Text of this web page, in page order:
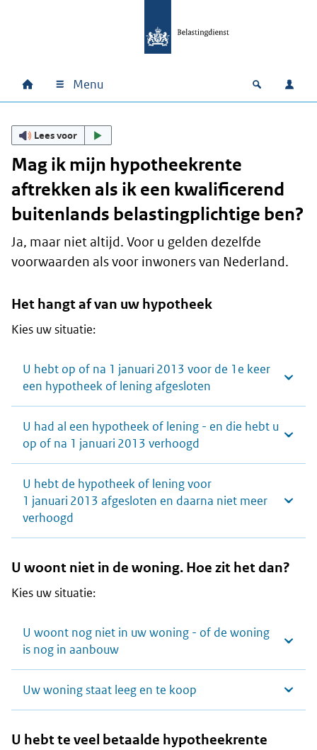
Hoofdnavigatie
Home Menu Open
Lees voor
Mag ik mijn hypotheekrente
aftrekken als ik een kwalificerend
buitenlands belastingplichtige ben?
Ja, maar niet altijd. Voor u gelden dezelfde
voorwaarden als voor inwoners van Nederland.
Het hangt af van uw hypotheek
Kies uw situatie:
U hebt op of na 1 januari 2013 voor de 1e keer
een hypotheek of lening afgesloten
U had al een hypotheek of lening - en die hebt u
op of na 1 januari 2013 verhoogd
U hebt de hypotheek of lening voor
1 januari 2013 afgesloten en daarna niet meer
verhoogd
U woont niet in de woning. Hoe zit het dan?
Kies uw situatie:
U woont nog niet in uw woning - of de woning
is nog in aanbouw
Uw woning staat leeg en te koop
U hebt te veel betaalde hypotheekrente